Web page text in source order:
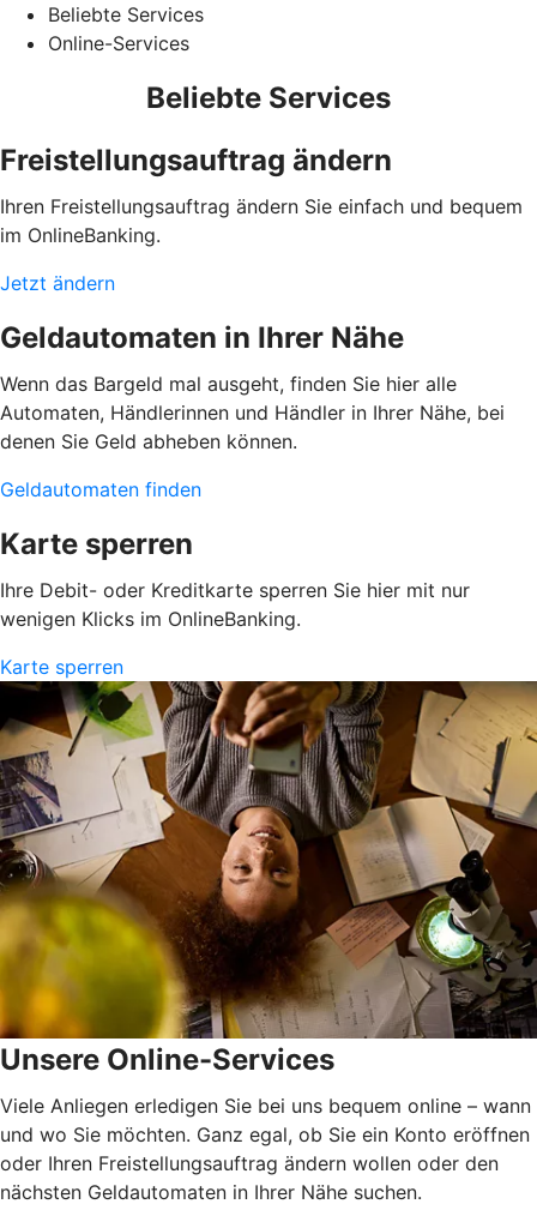
Beliebte Services
Online-Services
Beliebte Services
Freistellungsauftrag ändern
Ihren Freistellungsauftrag ändern Sie einfach und bequem
im OnlineBanking.
Jetzt ändern
Geldautomaten in Ihrer Nähe
Wenn das Bargeld mal ausgeht, finden Sie hier alle
Automaten, Händlerinnen und Händler in Ihrer Nähe, bei
denen Sie Geld abheben können.
Geldautomaten finden
Karte sperren
Ihre Debit- oder Kreditkarte sperren Sie hier mit nur
wenigen Klicks im OnlineBanking.
Karte sperren
Unsere Online-Services
Viele Anliegen erledigen Sie bei uns bequem online – wann
und wo Sie möchten. Ganz egal, ob Sie ein Konto eröffnen
oder Ihren Freistellungsauftrag ändern wollen oder den
nächsten Geldautomaten in Ihrer Nähe suchen.